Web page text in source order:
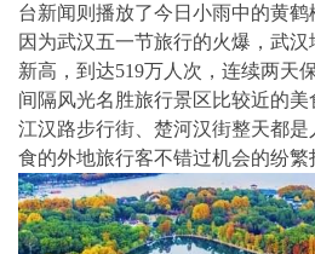
台新闻则播放了今日小雨中的黄鹤
因为武汉五一节旅行的火爆，武
新高，到达519万人次，连续两天
间隔风光名胜旅行景区比较近的美
江汉路步行街、楚河汉街整天都
食的外地旅行客不错过机会的纷繁